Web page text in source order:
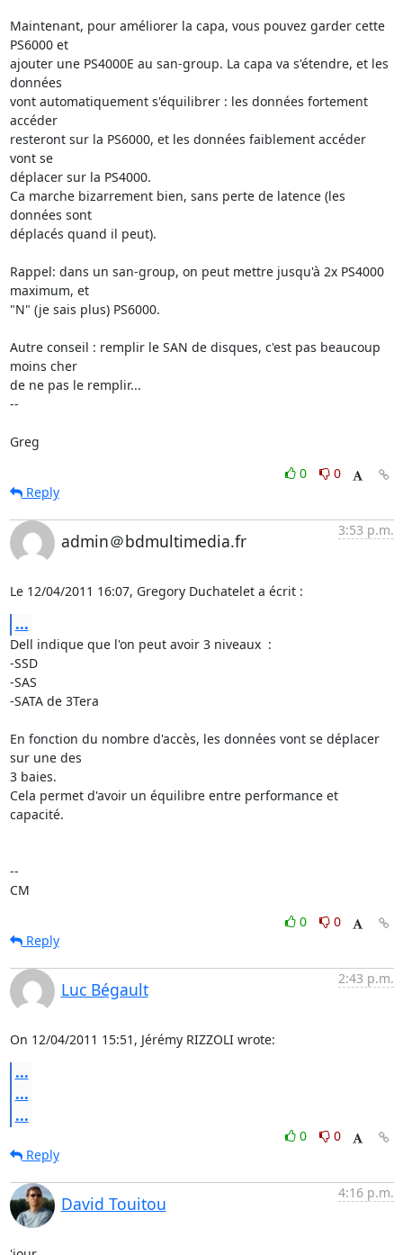
Maintenant, pour améliorer la capa, vous pouvez garder cette
PS6000 et
ajouter une PS4000E au san-group. La capa va s'étendre, et les
données
vont automatiquement s'équilibrer : les données fortement
accéder
resteront sur la PS6000, et les données faiblement accéder
vont se
déplacer sur la PS4000.
Ca marche bizarrement bien, sans perte de latence (les
données sont
déplacés quand il peut).
Rappel: dans un san-group, on peut mettre jusqu'à 2x PS4000
maximum, et
"N" (je sais plus) PS6000.
Autre conseil : remplir le SAN de disques, c'est pas beaucoup
moins cher
de ne pas le remplir...
--
Greg
0
0
Reply
admin＠bdmultimedia.fr
3:53 p.m.
Le 12/04/2011 16:07, Gregory Duchatelet a écrit :
...
Dell indique que l'on peut avoir 3 niveaux  :
-SSD
-SAS
-SATA de 3Tera
En fonction du nombre d'accès, les données vont se déplacer
sur une des
3 baies.
Cela permet d'avoir un équilibre entre performance et
capacité.
--
CM
0
0
Reply
Luc Bégault
2:43 p.m.
On 12/04/2011 15:51, Jérémy RIZZOLI wrote:
...
...
...
0
0
Reply
David Touitou
4:16 p.m.